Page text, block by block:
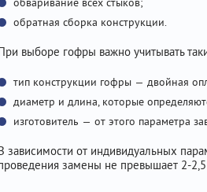
обратная сборка конструкции.
выборе гофры важно учитывать
тип конструкции гофры — двойная
диаметр и длина, которые
изготовитель — от этого параметра
зависимости от индивидуальных
замены не превышает 2-2,5